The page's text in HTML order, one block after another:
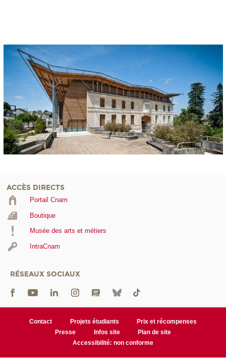
ACCÈS DIRECTS
Portail Cnam
Boutique
Musée des arts et métiers
IntraCnam
RÉSEAUX SOCIAUX
Contact Projets étudiants
Prix et récompenses
Presse
Infos site
Plan de site
Accessibilité: non conforme